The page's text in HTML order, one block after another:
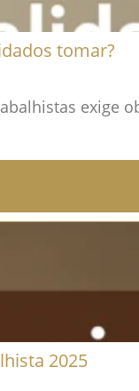
tomar?
exige
2025